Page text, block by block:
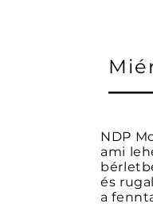
NDP
ami
és
a